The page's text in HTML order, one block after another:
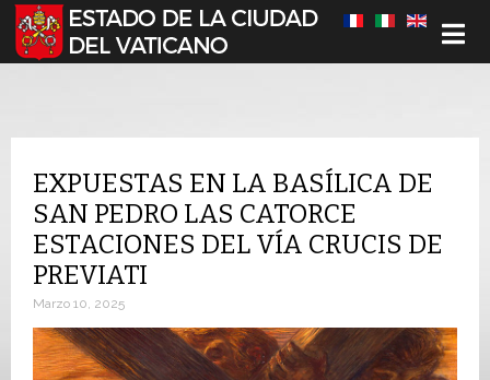
Seleccione su idioma
EXPUESTAS EN LA BASÍLICA DE
SAN PEDRO LAS CATORCE
ESTACIONES DEL VÍA CRUCIS DE
PREVIATI
Marzo 10, 2025